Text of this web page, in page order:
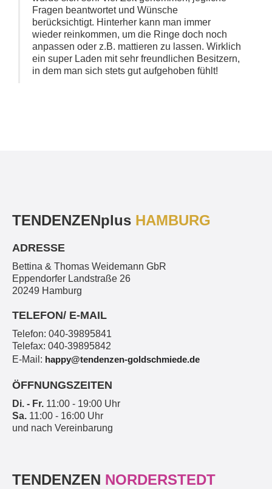
Fragen beantwortet und Wünsche
berücksichtigt. Hinterher kann man immer
wieder reinkommen, um die Ringe doch noch
anpassen oder z.B. mattieren zu lassen. Wirklich
ein super Laden mit sehr freundlichen Besitzern,
in dem man sich stets gut aufgehoben fühlt!
TENDENZENplus HAMBURG
ADRESSE
Bettina & Thomas Weidemann GbR
Eppendorfer Landstraße 26
20249 Hamburg
TELEFON/ E-MAIL
Telefon: 040-39895841
Telefax: 040-39895842
E-Mail: happy@tendenzen-goldschmiede.de
ÖFFNUNGSZEITEN
Di. - Fr. 11:00 - 19:00 Uhr
Sa. 11:00 - 16:00 Uhr
und nach Vereinbarung
TENDENZEN NORDERSTEDT